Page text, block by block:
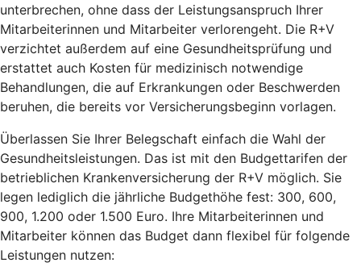
unterbrechen, ohne dass der Leistungsanspruch Ihrer
Mitarbeiterinnen und Mitarbeiter verlorengeht. Die R+V
verzichtet außerdem auf eine Gesundheitsprüfung und
erstattet auch Kosten für medizinisch notwendige
Behandlungen, die auf Erkrankungen oder Beschwerden
beruhen, die bereits vor Versicherungsbeginn vorlagen.
Überlassen Sie Ihrer Belegschaft einfach die Wahl der
Gesundheitsleistungen. Das ist mit den Budgettarifen der
betrieblichen Krankenversicherung der R+V möglich. Sie
legen lediglich die jährliche Budgethöhe fest: 300, 600,
900, 1.200 oder 1.500 Euro. Ihre Mitarbeiterinnen und
Mitarbeiter können das Budget dann flexibel für folgende
Leistungen nutzen: